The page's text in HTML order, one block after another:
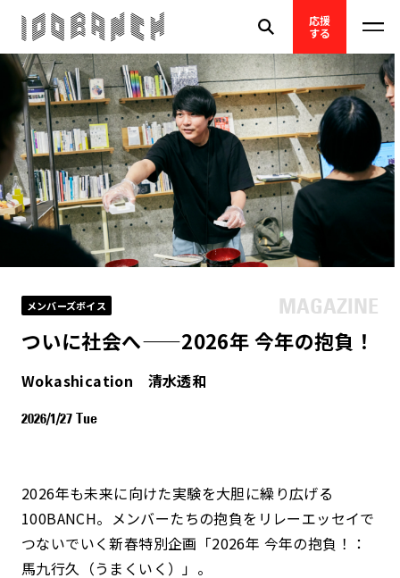
応援
する
メンバーズボイス
ついに社会へ——2026年 今年の抱負！
Wokashication 清水透和
2026/1/27 Tue
2026年も未来に向けた実験を大胆に繰り広げる
100BANCH。メンバーたちの抱負をリレーエッセイで
つないでいく新春特別企画「2026年 今年の抱負！：
馬九行久（うまくいく）」。